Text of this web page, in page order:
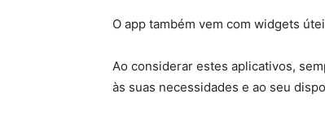
O app também vem com widgets
Ao considerar estes aplicativos,
às suas necessidades e ao seu